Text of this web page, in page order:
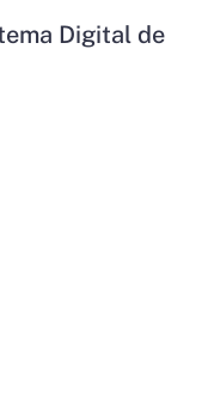
Digital de